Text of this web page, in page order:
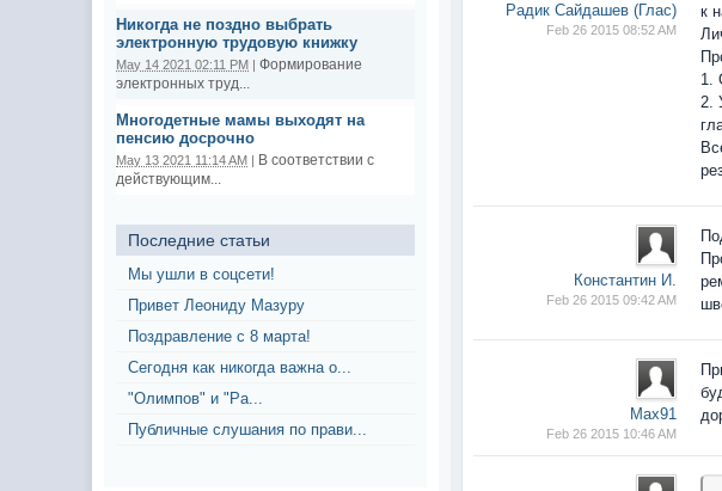
Никогда не поздно выбрать
электронную трудовую книжку
May 14 2021 02:11 PM |Формирование
электронных труд...
Многодетные мамы выходят на
пенсию досрочно
May 13 2021 11:14 AM | В соответствии с
действующим...
Последние статьи
Мы ушли в соцсети!
Привет Леониду Мазуру
Поздравление с 8 марта!
Сегодня как никогда важна о...
"Олимпов" и "Ра...
Публичные слушания по прави...
Радик Сайдашев (Глас)
Feb 26 2015 08:52 AM
к
1.
2.
Константин И.
Feb 26 2015 09:42 AM
Max91
Feb 26 2015 10:46 AM